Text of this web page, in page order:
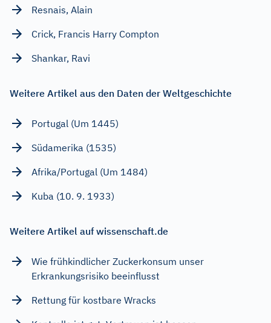
Resnais, Alain
Crick, Francis Harry Compton
Shankar, Ravi
Weitere Artikel aus den Daten der Weltgeschichte
Portugal (Um 1445)
Südamerika (1535)
Afrika/Portugal (Um 1484)
Kuba (10. 9. 1933)
Weitere Artikel auf wissenschaft.de
Wie frühkindlicher Zuckerkonsum unser
Erkrankungsrisiko beeinflusst
Rettung für kostbare Wracks